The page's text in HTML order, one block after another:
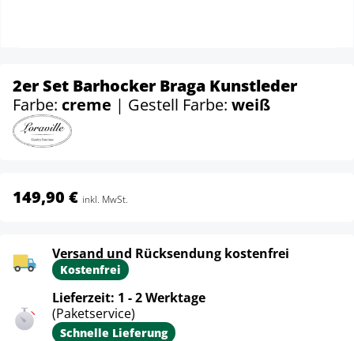
2er Set Barhocker Braga Kunstleder
Farbe: creme | Gestell Farbe: weiß
149,90 € inkl. MwSt.
Versand und Rücksendung kostenfrei
Kostenfrei
Lieferzeit: 1 - 2 Werktage
(Paketservice)
Schnelle Lieferung